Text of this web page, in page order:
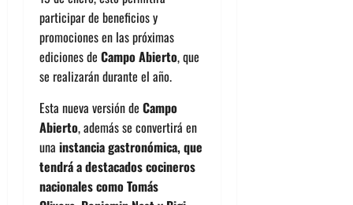
participar de beneficios y
promociones en las próximas
ediciones de Campo Abierto, que
se realizarán durante el año.
Esta nueva versión de Campo
Abierto, además se convertirá en
una instancia gastronómica, que
tendrá a destacados cocineros
nacionales como Tomás